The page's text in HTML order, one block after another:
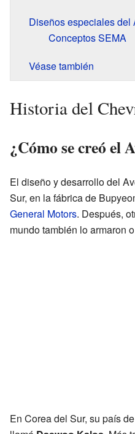
Diseños especiales del
Conceptos SEMA
Véase también
Historia del
¿Cómo se creó el
El diseño y desarrollo del
Sur, en la fábrica de
General Motors. Después,
mundo también lo armaron
En Corea del Sur, su país